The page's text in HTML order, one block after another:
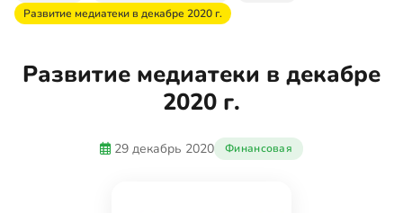
Развитие медиатеки в декабре 2020 г.
Развитие медиатеки в декабре
2020 г.
29 декабрь 2020 Финансовая